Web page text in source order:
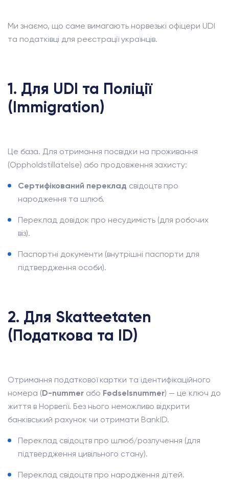
Ми знаємо, що саме вимагають норвезькі офіцери UDI
та податківці для реєстрації українців.
1. Для UDI та Поліції
(Immigration)
Це база. Для отримання посвідки на проживання
(Oppholdstillatelse) або продовження захисту:
Сертифікований переклад свідоцтв про
народження та шлюб.
Переклад довідок про несудимість (для робочих
віз).
Паспортні документи (внутрішні паспорти для
підтвердження особи).
2. Для Skatteetaten
(Податкова та ID)
Отримання податкової картки та ідентифікаційного
номера (D-nummer або Fødselsnummer) — це ключ до
життя в Норвегії. Без нього неможливо відкрити
банківський рахунок чи отримати BankID.
Переклад свідоцтв про шлюб/розлучення (для
підтвердження цивільного стану).
Переклад свідоцтв про народження дітей.